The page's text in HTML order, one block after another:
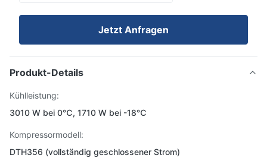
Jetzt Anfragen
Produkt-Details
Kühlleistung:
3010 W bei 0℃, 1710 W bei -18℃
Kompressormodell:
DTH356 (vollständig geschlossener Strom)